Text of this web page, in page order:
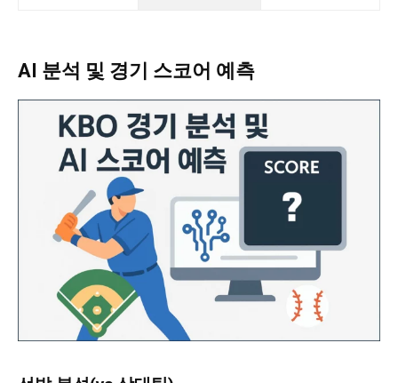
AI 분석 및 경기 스코어 예측